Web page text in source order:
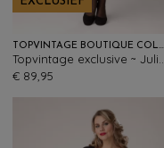
TOPVINTAGE BOUTIQUE COLLECTION
€ 89,95